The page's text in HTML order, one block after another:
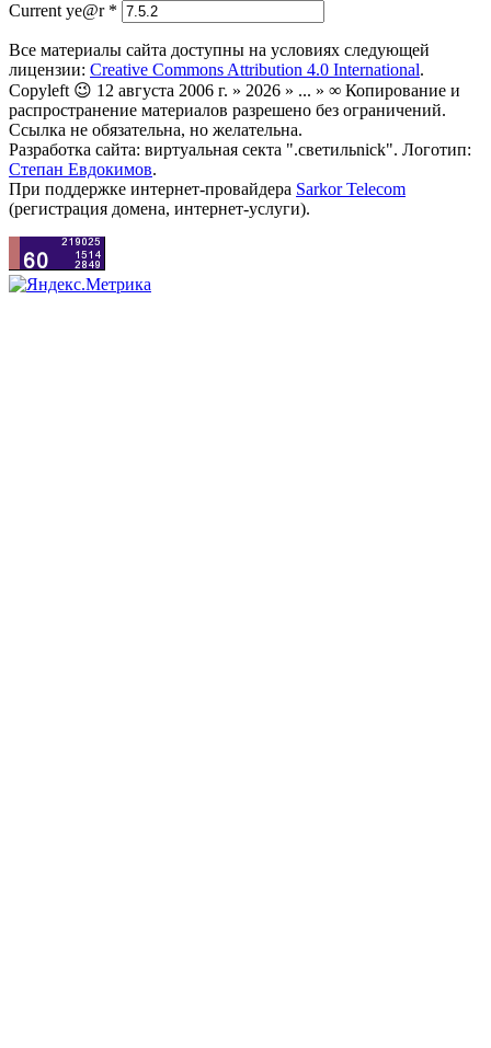
Current ye@r *
Все материалы сайта доступны на условиях следующей
лицензии: Creative Commons Attribution 4.0 International.
Copyleft 😉 12 августа 2006 г. » 2026 » ... » ∞ Копирование и
распространение материалов разрешено без ограничений.
Ссылка не обязательна, но желательна.
Разработка сайта: виртуальная секта ".светильnick". Логотип:
Степан Евдокимов.
При поддержке интернет-провайдера Sarkor Telecom
(регистрация домена, интернет-услуги).